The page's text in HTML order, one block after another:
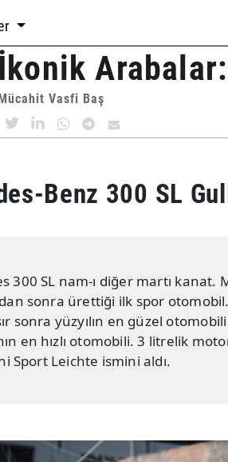
İkonik
Vasfi Baş
Benz 300 SL
300 SL nam-ı diğer martı kanat.
sonra ürettiği ilk spor
sonra yüzyılın en güzel
en hızlı otomobili. 3 litrelik
Sport Leichte ismini aldı.